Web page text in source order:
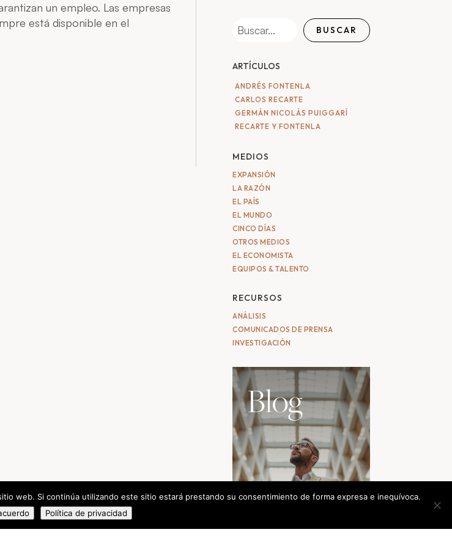
un empleo. Las empresas
está disponible en el
BUSCAR
ARTÍCULOS
ANDRÉS FONTENLA
CARLOS RECARTE
GERMÁN NICOLÁS PUIGGARÍ
RECARTE Y FONTENLA
MEDIOS
EXPANSIÓN
LA RAZÓN
EL PAÍS
EL MUNDO
CINCO DÍAS
OTROS MEDIOS
EL ECONOMISTA
EQUIPOS & TALENTO
RECURSOS
ANÁLISIS
COMUNICADOS DE PRENSA
INVESTIGACIÓN
Blog
web. Si continúa utilizando este sitio estará prestando su consentimiento de forma expresa e inequívoca.
Política de privacidad